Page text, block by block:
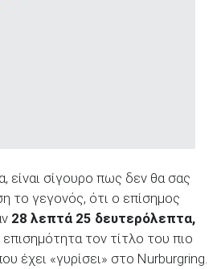
είναι σίγουρο πως δεν θα σας
το γεγονός, ότι ο επίσημος
28 λεπτά 25 δευτερόλεπτα,
τον τίτλο του πιο
έχει «γυρίσει» στο Nurburgring.